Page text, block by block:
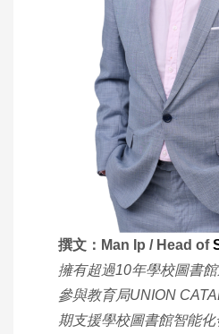
撰文：Man Ip / Head of
擁有超過10年學校圖書
參與教育局UNION
期支援學校圖書館智能